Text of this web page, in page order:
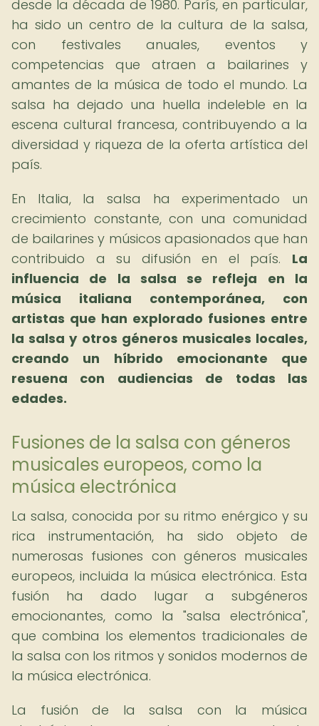
desde la década de 1980. París, en particular,
ha sido un centro de la cultura de la salsa,
con festivales anuales, eventos y
competencias que atraen a bailarines y
amantes de la música de todo el mundo. La
salsa ha dejado una huella indeleble en la
escena cultural francesa, contribuyendo a la
diversidad y riqueza de la oferta artística del
país.
En Italia, la salsa ha experimentado un
crecimiento constante, con una comunidad
de bailarines y músicos apasionados que han
contribuido a su difusión en el país. La
influencia de la salsa se refleja en la
música italiana contemporánea, con
artistas que han explorado fusiones entre
la salsa y otros géneros musicales locales,
creando un híbrido emocionante que
resuena con audiencias de todas las
edades.
Fusiones de la salsa con géneros
musicales europeos, como la
música electrónica
La salsa, conocida por su ritmo enérgico y su
rica instrumentación, ha sido objeto de
numerosas fusiones con géneros musicales
europeos, incluida la música electrónica. Esta
fusión ha dado lugar a subgéneros
emocionantes, como la "salsa electrónica",
que combina los elementos tradicionales de
la salsa con los ritmos y sonidos modernos de
la música electrónica.
La fusión de la salsa con la música